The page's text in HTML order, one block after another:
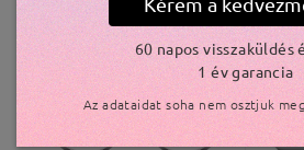
Írjon egy
szállítási idő
5-7 munkanap részletek
Kiszállítva
60 napos visszaküldés
1 év garancia
Az adataidat soha nem osztjuk